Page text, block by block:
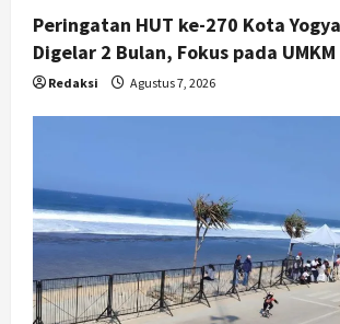
Peringatan HUT ke-270 Kota
Digelar 2 Bulan, Fokus pada
Redaksi Agustus 7, 2026